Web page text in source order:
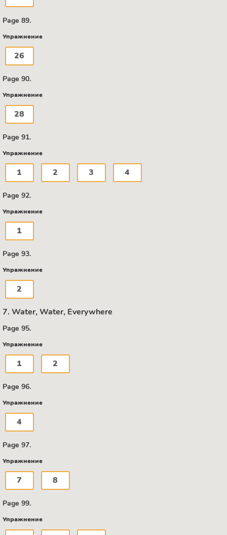
Page 89.
Упражнение
26
Page 90.
Упражнение
28
Page 91.
Упражнение
1 2 3 4
Page 92.
Упражнение
1
Page 93.
Упражнение
2
7. Water, Water, Everywhere
Page 95.
Упражнение
1 2
Page 96.
Упражнение
4
Page 97.
Упражнение
7 8
Page 99.
Упражнение